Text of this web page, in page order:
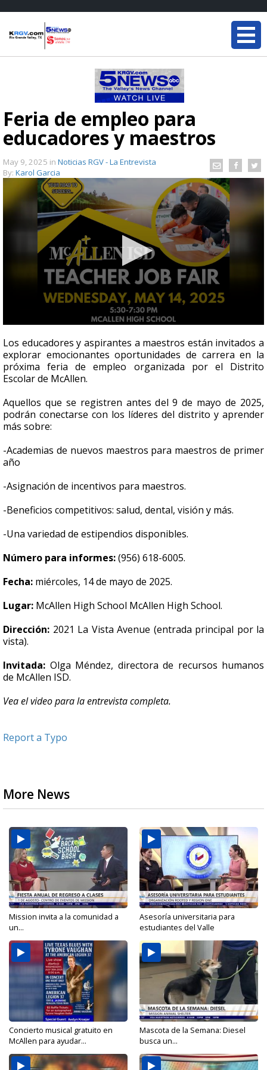
Feria de empleo para
educadores y maestros
May 9, 2025 in Noticias RGV - La Entrevista
By: Karol Garcia
seconds
of
3
minutes,
51
Los educadores y aspirantes a maestros están invitados a
explorar emocionantes oportunidades de carrera en la
próxima feria de empleo organizada por el Distrito
Escolar de McAllen.
Aquellos que se registren antes del 9 de mayo de 2025,
podrán conectarse con los líderes del distrito y aprender
más sobre:
-Academias de nuevos maestros para maestros de primer
año
-Asignación de incentivos para maestros.
-Beneficios competitivos: salud, dental, visión y más.
-Una variedad de estipendios disponibles.
Número para informes:(956) 618-6005.
Fecha: miércoles, 14 de mayo de 2025.
Lugar: McAllen High School McAllen High School.
Dirección: 2021 La Vista Avenue (entrada principal por la
vista).
Invitada: Olga Méndez, directora de recursos humanos
de McAllen ISD.
Vea el video para la entrevista completa.
Report a Typo
More News
Mission invita a la comunidad a
un...
Asesoría universitaria para
estudiantes del Valle
Concierto musical gratuito en
McAllen para ayudar...
Mascota de la Semana: Diesel
busca un...